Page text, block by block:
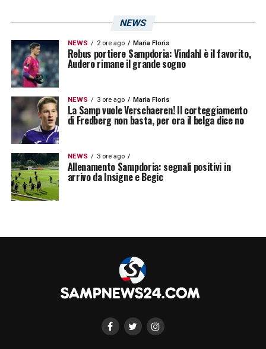
NEWS
NEWS 2 ore ago Maria Floris
Rebus portiere Sampdoria: Vindahl è il favorito,
Audero rimane il grande sogno
NEWS 3 ore ago Maria Floris
La Samp vuole Verschaeren! Il corteggiamento
di Fredberg non basta, per ora il belga dice no
NEWS 3 ore ago
Allenamento Sampdoria: segnali positivi in
arrivo da Insigne e Begic